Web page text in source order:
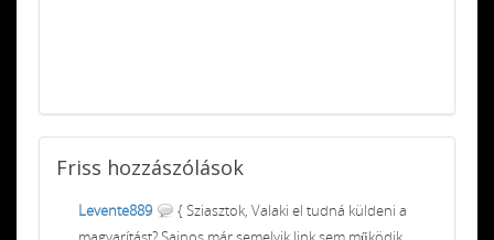
Friss hozzászólások
Levente889
{ Sziasztok, Valaki el tudná küldeni a